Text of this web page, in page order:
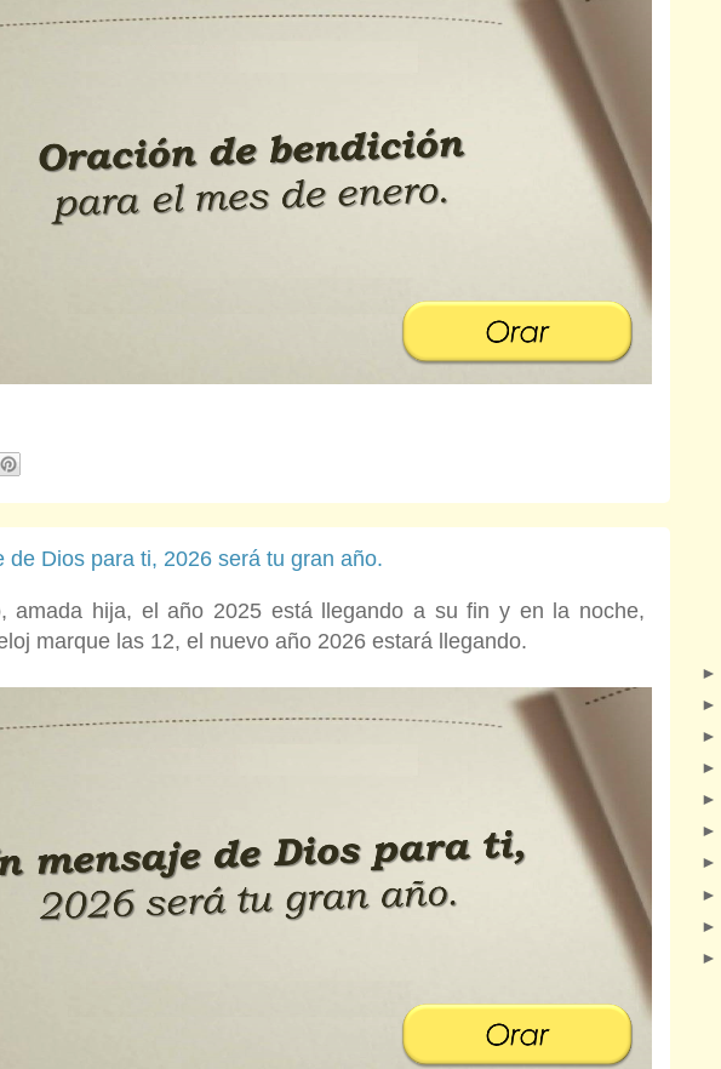
de Dios para ti, 2026 será tu gran año.
amada hija, el año 2025 está llegando a su fin y en la noche,
marque las 12, el nuevo año 2026 estará llegando.
►
►
►
►
►
►
►
►
►
►